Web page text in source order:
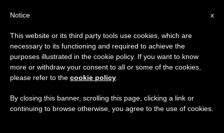
x
Notice
This website or its third party tools use cookies, which are
necessary to its functioning and required to achieve the
purposes illustrated in the cookie policy. If you want to know
more or withdraw your consent to all or some of the cookies,
please refer to the cookie policy
By closing this banner, scrolling this page, clicking a link or
continuing to browse otherwise, you agree to the use of cookies.